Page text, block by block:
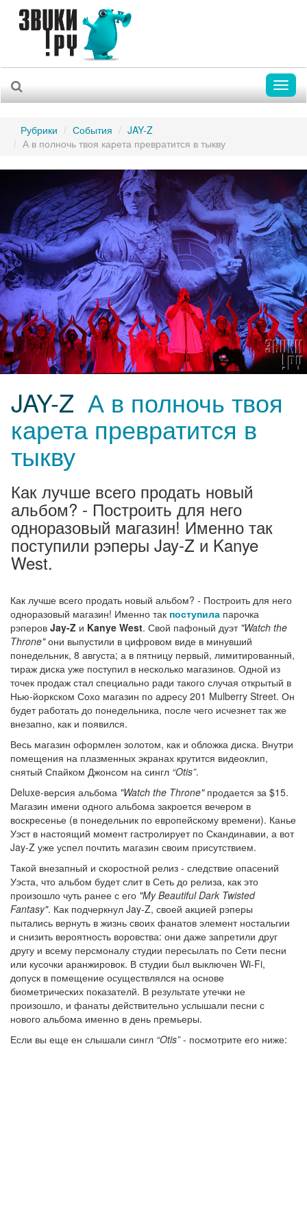
Рубрики События
JAY-Z
А в полночь твоя карета превратится в тыкву
JAY-Z А в полночь твоя
карета превратится в
тыкву
Как лучше всего продать новый
альбом? - Построить для него
одноразовый магазин! Именно так
поступили рэперы Jay-Z и Kanye
West.
Как лучше всего продать новый альбом? - Построить для него
одноразовый магазин! Именно так поступила парочка
рэперов Jay-Z и Kanye West. Свой пафоный дуэт "Watch the
Throne"они выпустили в цифровом виде в минувший
понедельник, 8 августа; а в пятницу первый, лимитированный,
тираж диска уже поступил в несколько магазинов. Одной из
точек продаж стал специально ради такого случая открытый в
Нью-йоркском Сохо магазин по адресу 201 Mulberry Street. Он
будет работать до понедельника, после чего исчезнет так же
внезапно, как и появился.
Весь магазин оформлен золотом, как и обложка диска. Внутри
помещения на плазменных экранах крутится видеоклип,
снятый Спайком Джонсом на сингл “Otis”.
Deluxe-версия альбома "Watch the Throne"продается за $15.
Магазин имени одного альбома закроется вечером в
воскресенье (в понедельник по европейскому времени). Канье
Уэст в настоящий момент гастролирует по Скандинавии, а вот
Jay-Z уже успел почтить магазин своим присутствием.
Такой внезапный и скоростной релиз - следствие опасений
Уэста, что альбом будет слит в Сеть до релиза, как это
произошло чуть ранее с его "My Beautiful Dark Twisted
Fantasy". Как подчеркнул Jay-Z, своей акцией рэперы
пытались вернуть в жизнь своих фанатов элемент ностальгии
и снизить вероятность воровства: они даже запретили друг
другу и всему персмоналу студии пересылать по Сети песни
или кусочки аранжировок. В студии был выключен Wi-Fi,
допуск в помещение осуществлялся на основе
биометрических показателй. В результате утечки не
произошло, и фанаты действительно услышали песни с
нового альбома именно в день премьеры.
Если вы еще ен слышали сингл “Otis”- посмотрите его ниже: